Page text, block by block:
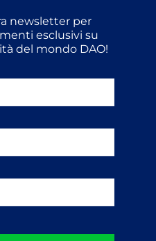
newsletter per
esclusivi su
del mondo DAO!